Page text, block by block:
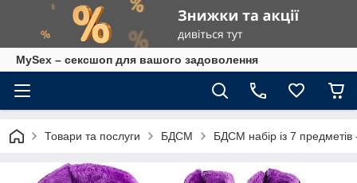
MySex – сексшоп для вашого задоволення
Товари та послуги БДСМ БДСМ набір із 7